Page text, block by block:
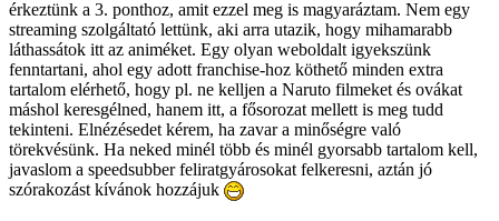
érkeztünk a 3. ponthoz, amit ezzel meg is magyaráztam. Nem egy
streaming szolgáltató lettünk, aki arra utazik, hogy mihamarabb
láthassátok itt az animéket. Egy olyan weboldalt igyekszünk
fenntartani, ahol egy adott franchise-hoz köthető minden extra
tartalom elérhető, hogy pl. ne kelljen a Naruto filmeket és ovákat
máshol keresgélned, hanem itt, a fősorozat mellett is meg tudd
tekinteni. Elnézésedet kérem, ha zavar a minőségre való
törekvésünk. Ha neked minél több és minél gyorsabb tartalom kell,
javaslom a speedsubber feliratgyárosokat felkeresni, aztán jó
szórakozást kívánok hozzájuk